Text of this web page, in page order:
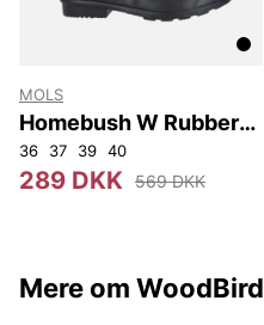
MOLS
Homebush W Rubber
Boot
36 37 39 40
289 DKK 569 DKK
Mere om WoodBird